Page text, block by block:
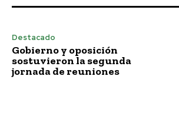
Destacado
Gobierno y oposición
sostuvieron la segunda
jornada de reuniones